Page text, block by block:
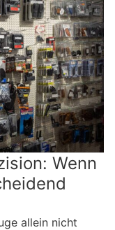
Wenn
allein nicht